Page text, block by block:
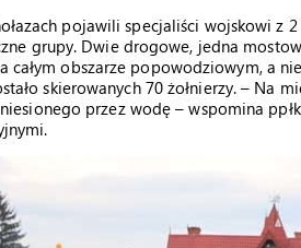
pojawili specjaliści wojskowi z 2
grupy. Dwie drogowe, jedna
obszarze popowodziowym, a
skierowanych 70 żołnierzy. – Na
przez wodę – wspomina